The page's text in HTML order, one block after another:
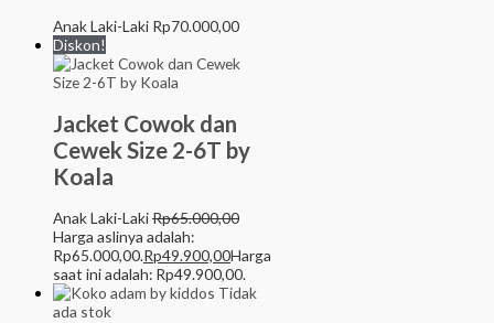
Anak Laki-Laki Rp70.000,00
Diskon!
Jacket Cowok dan
Cewek Size 2-6T by
Koala
Anak Laki-LakiRp65.000,00
Harga aslinya adalah:
Rp65.000,00.Rp49.900,00Harga
saat ini adalah: Rp49.900,00.
Tidak
ada stok